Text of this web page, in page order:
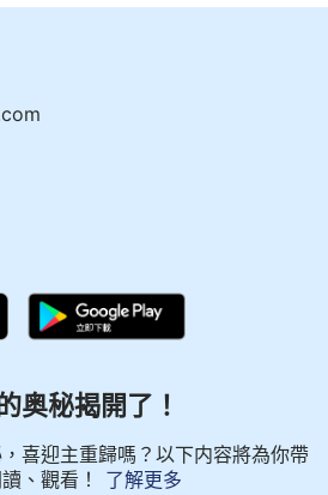
奥秘揭開了！
喜迎主重歸嗎？以下内容將為你帶
、觀看！
了解更多